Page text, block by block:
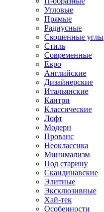
Угловые
Прямые
Радиусные
Скошенные углы
Стиль
Современные
Евро
Английские
Дизайнерские
Итальянские
Кантри
Классические
Лофт
Модерн
Прованс
Неоклассика
Минимализм
Под старину
Скандинавские
Элитные
Эксклюзивные
Хай-тек
Особенности